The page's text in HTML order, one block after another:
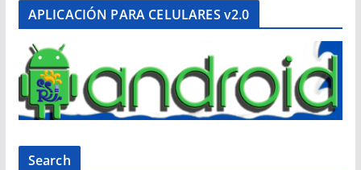
APLICACIÓN PARA CELULARES v2.0
Search